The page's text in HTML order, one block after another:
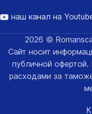
наш канал на
2026 ©
Сайт носит
публичной
расходами за